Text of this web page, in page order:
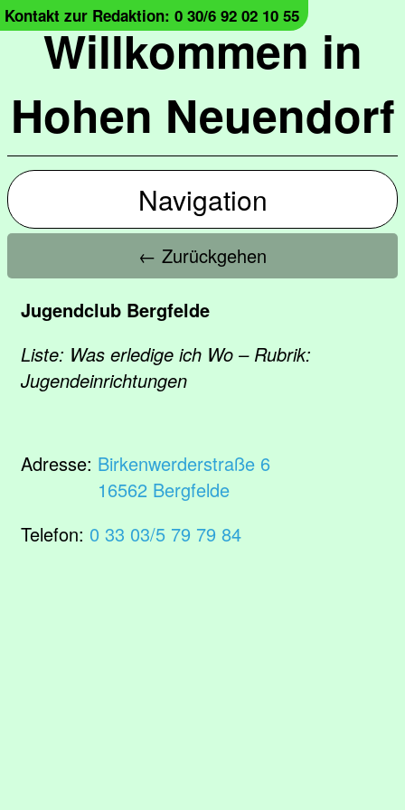
Willkommen in
Hohen Neuendorf
Kontakt zur Redaktion: 0 30/6 92 02 10 55
Navigation
← Zurückgehen
Jugendclub Bergfelde
Liste: Was erledige ich Wo – Rubrik:
Jugendeinrichtungen
Adresse: Birkenwerderstraße 6
16562 Bergfelde
Telefon: 0 33 03/5 79 79 84